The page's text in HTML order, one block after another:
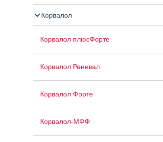
Корвалол
Корвалол плюсФорте
Корвалол Реневал
Корвалол Форте
Корвалол-МФФ